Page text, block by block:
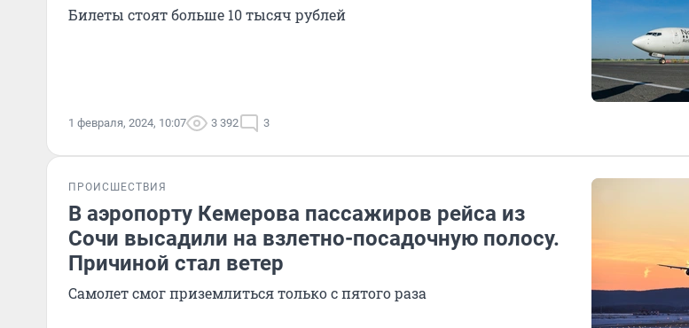
Билеты стоят больше 10 тысяч рублей
1 февраля, 2024, 10:07 3 392 3
ПРОИСШЕСТВИЯ
В аэропорту Кемерова пассажиров рейса из
Сочи высадили на взлетно-посадочную полосу.
Причиной стал ветер
Самолет смог приземлиться только с пятого раза